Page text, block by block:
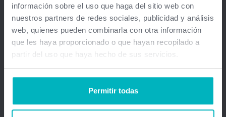
información sobre el uso que haga del sitio web con
nuestros partners de redes sociales, publicidad y análisis
web, quienes pueden combinarla con otra información
que les haya proporcionado o que hayan recopilado a
partir del uso que haya hecho de sus servicios.
Permitir todas
Aviso legal
Soluciones
Salas de espera